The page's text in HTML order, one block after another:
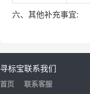
六、其他补充事宜:
寻标宝
首页
联系我们
联系客服